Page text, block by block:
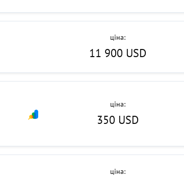
ціна:
11 900 USD
ціна:
350 USD
ціна: